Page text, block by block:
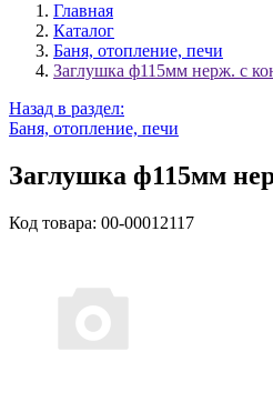
Главная
Каталог
Баня, отопление, печи
Заглушка ф115мм нерж. с
Назад в раздел:
Баня, отопление, печи
Заглушка ф115мм
Код товара: 00-00012117